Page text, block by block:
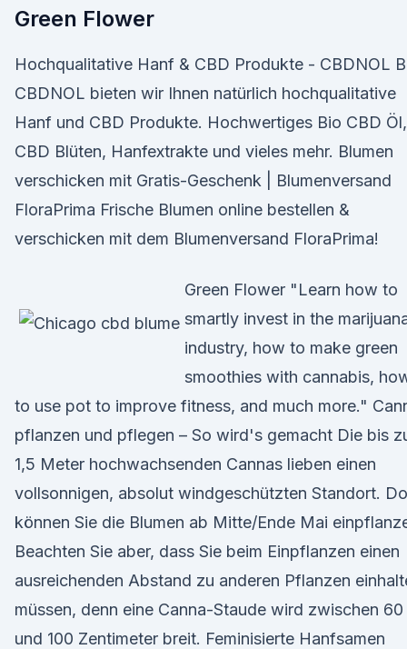
Green Flower
Hochqualitative Hanf & CBD Produkte - CBDNOL
CBDNOL bieten wir Ihnen natürlich hochqualitative
Hanf und CBD Produkte. Hochwertiges Bio CBD Öl,
CBD Blüten, Hanfextrakte und vieles mehr. Blumen
verschicken mit Gratis-Geschenk | Blumenversand
FloraPrima Frische Blumen online bestellen &
verschicken mit dem Blumenversand FloraPrima!
Green Flower "Learn how to
smartly invest in the
industry, how to make green
smoothies with cannabis,
to use pot to improve fitness, and much more."
pflanzen und pflegen – So wird's gemacht Die bis
1,5 Meter hochwachsenden Cannas lieben einen
vollsonnigen, absolut windgeschützten Standort.
können Sie die Blumen ab Mitte/Ende Mai
Beachten Sie aber, dass Sie beim Einpflanzen einen
ausreichenden Abstand zu anderen Pflanzen
müssen, denn eine Canna-Staude wird zwischen 60
und 100 Zentimeter breit. Feminisierte Hanfsamen